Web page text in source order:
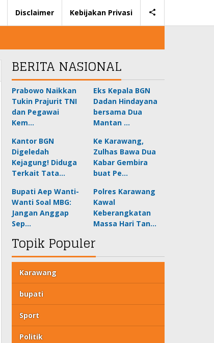
Disclaimer Kebijakan Privasi
BERITA NASIONAL
Prabowo Naikkan
Tukin Prajurit TNI
dan Pegawai
Kem…
Eks Kepala BGN
Dadan Hindayana
bersama Dua
Mantan …
Kantor BGN
Digeledah
Kejagung! Diduga
Terkait Tata…
Ke Karawang,
Zulhas Bawa Dua
Kabar Gembira
buat Pe…
Bupati Aep Wanti-
Wanti Soal MBG:
Jangan Anggap
Sep…
Polres Karawang
Kawal
Keberangkatan
Massa Hari Tan…
Topik Populer
Karawang
bupati
Sport
Politik